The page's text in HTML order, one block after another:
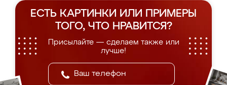
ЕСТЬ КАРТИНКИ ИЛИ ПРИМЕРЫ
ТОГО, ЧТО НРАВИТСЯ?
Присылайте — сделаем также или
лучше!